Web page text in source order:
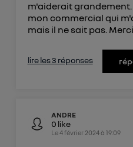
m'aiderait
mon commercial qui
mais il ne sait pas. Merci
lire les 3 réponses
ANDRE
0 like
Le4 février 2024à 19:09
télécom basé sur votre
de votre contrat
L'identifiant est
internet. Ainsi, toutes
Pour uneconnexion foyer
sur la navigation des
Pour uneconnexion mobile